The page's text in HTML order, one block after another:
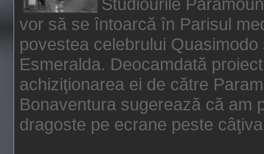
vor să se întoarcă în Parisul
povestea celebrului
Esmeralda. Deocamdată
achiziţionarea ei de către
Bonaventura sugerează că am
dragoste pe ecrane peste